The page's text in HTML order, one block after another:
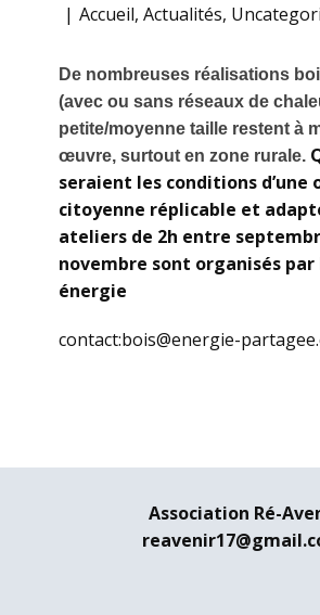
Accueil, Actualités,
De nombreuses réalisations
(avec ou sans réseaux de
petite/moyenne taille restent à
œuvre, surtout en zone rurale.
seraient les conditions d’une
citoyenne réplicable et
ateliers de 2h entre
novembre sont organisés par
énergie
contact:bois@energie-
Association Ré-